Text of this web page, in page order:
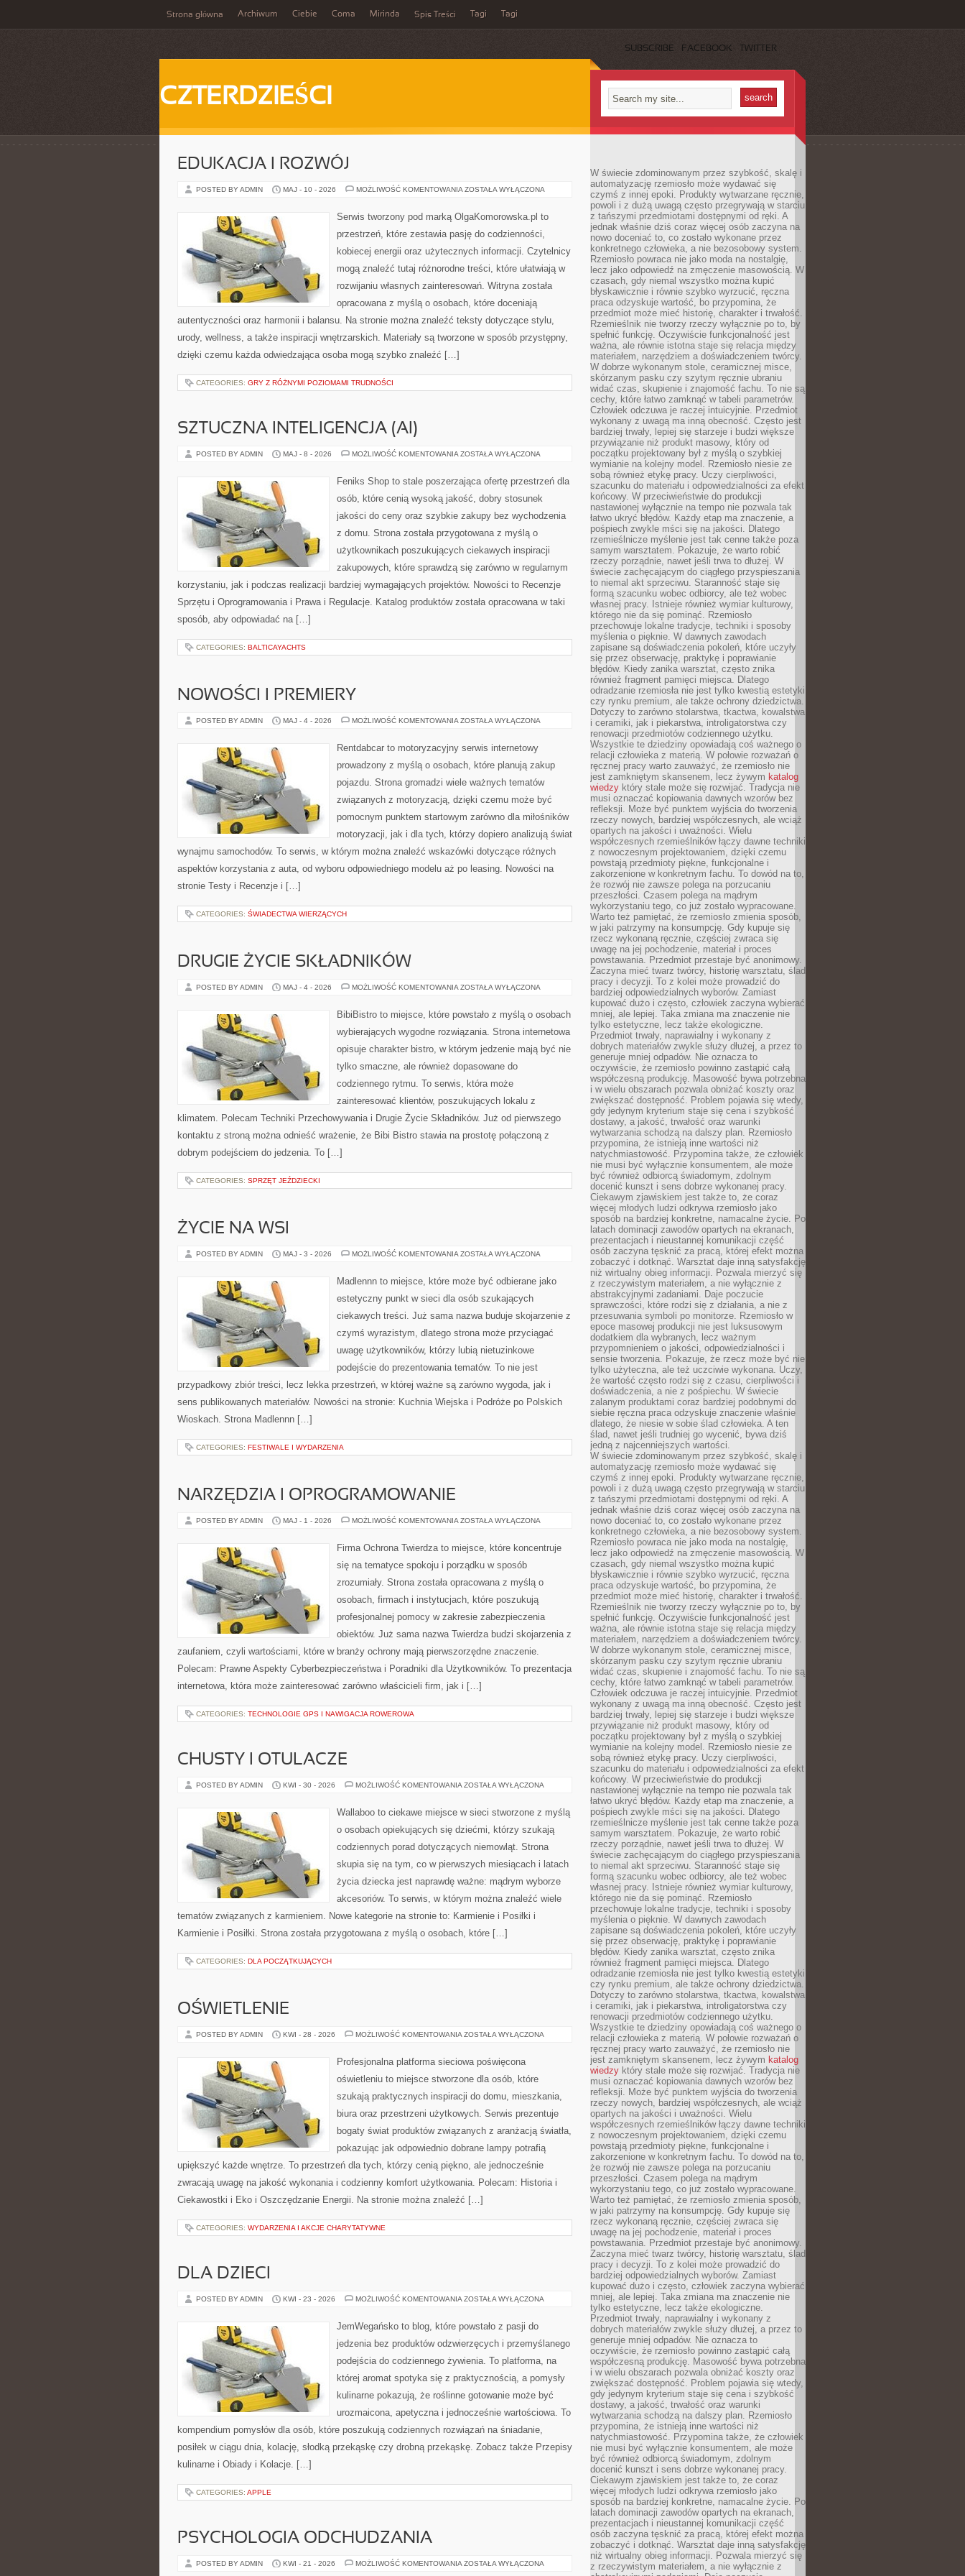
Strona główna Archiwum Ciebie Coma Mirinda Spis Treści Tagi Tagi
SUBSCRIBE FACEBOOK TWITTER
CZTERDZIEŚCI
EDUKACJA I ROZWÓJ
POSTED BY ADMIN MAJ - 10 - 2026 MOŻLIWOŚĆ KOMENTOWANIA EDUKACJA
ZOSTAŁA WYŁĄCZONA
Serwis tworzony pod marką OlgaKomorowska.pl to
przestrzeń, które zestawia pasję do codzienności,
kobiecej energii oraz użytecznych informacji. Czytelnicy
mogą znaleźć tutaj różnorodne treści, które ułatwiają w
rozwijaniu własnych zainteresowań. Witryna została
opracowana z myślą o osobach, które doceniają
autentyczności oraz harmonii i balansu. Na stronie można znaleźć teksty dotyczące stylu,
urody, wellness, a także inspiracji wnętrzarskich. Materiały są tworzone w sposób przystępny,
dzięki czemu każda odwiedzająca osoba mogą szybko znaleźć […]
CATEGORIES: GRY Z RÓŻNYMI POZIOMAMI TRUDNOŚCI
SZTUCZNA INTELIGENCJA (AI)
POSTED BY ADMIN MAJ - 8 - 2026 MOŻLIWOŚĆ KOMENTOWANIA SZTUCZNA
ZOSTAŁA WYŁĄCZONA
Feniks Shop to stale poszerzająca ofertę przestrzeń dla
osób, które cenią wysoką jakość, dobry stosunek
jakości do ceny oraz szybkie zakupy bez wychodzenia
z domu. Strona została przygotowana z myślą o
użytkownikach poszukujących ciekawych inspiracji
zakupowych, które sprawdzą się zarówno w regularnym
korzystaniu, jak i podczas realizacji bardziej wymagających projektów. Nowości to Recenzje
Sprzętu i Oprogramowania i Prawa i Regulacje. Katalog produktów została opracowana w taki
sposób, aby odpowiadać na […]
CATEGORIES: BALTICAYACHTS
NOWOŚCI I PREMIERY
POSTED BY ADMIN MAJ - 4 - 2026 MOŻLIWOŚĆ KOMENTOWANIA NOWOŚCI
ZOSTAŁA WYŁĄCZONA
Rentdabcar to motoryzacyjny serwis internetowy
prowadzony z myślą o osobach, które planują zakup
pojazdu. Strona gromadzi wiele ważnych tematów
związanych z motoryzacją, dzięki czemu może być
pomocnym punktem startowym zarówno dla miłośników
motoryzacji, jak i dla tych, którzy dopiero analizują świat
wynajmu samochodów. To serwis, w którym można znaleźć wskazówki dotyczące różnych
aspektów korzystania z auta, od wyboru odpowiedniego modelu aż po leasing. Nowości na
stronie Testy i Recenzje i […]
CATEGORIES: ŚWIADECTWA WIERZĄCYCH
DRUGIE ŻYCIE SKŁADNIKÓW
POSTED BY ADMIN MAJ - 4 - 2026 MOŻLIWOŚĆ KOMENTOWANIA DRUGIE
ZOSTAŁA WYŁĄCZONA
BibiBistro to miejsce, które powstało z myślą o osobach
wybierających wygodne rozwiązania. Strona internetowa
opisuje charakter bistro, w którym jedzenie mają być nie
tylko smaczne, ale również dopasowane do
codziennego rytmu. To serwis, która może
zainteresować klientów, poszukujących lokalu z
klimatem. Polecam Techniki Przechowywania i Drugie Życie Składników. Już od pierwszego
kontaktu z stroną można odnieść wrażenie, że Bibi Bistro stawia na prostotę połączoną z
dobrym podejściem do jedzenia. To […]
CATEGORIES: SPRZĘT JEŹDZIECKI
ŻYCIE NA WSI
POSTED BY ADMIN MAJ - 3 - 2026 MOŻLIWOŚĆ KOMENTOWANIA ŻYCIE
ZOSTAŁA WYŁĄCZONA
Madlennn to miejsce, które może być odbierane jako
estetyczny punkt w sieci dla osób szukających
ciekawych treści. Już sama nazwa buduje skojarzenie z
czymś wyrazistym, dlatego strona może przyciągać
uwagę użytkowników, którzy lubią nietuzinkowe
podejście do prezentowania tematów. To nie jest
przypadkowy zbiór treści, lecz lekka przestrzeń, w której ważne są zarówno wygoda, jak i
sens publikowanych materiałów. Nowości na stronie: Kuchnia Wiejska i Podróże po Polskich
Wioskach. Strona Madlennn […]
CATEGORIES: FESTIWALE I WYDARZENIA
NARZĘDZIA I OPROGRAMOWANIE
POSTED BY ADMIN MAJ - 1 - 2026 MOŻLIWOŚĆ KOMENTOWANIA NARZĘDZIA
ZOSTAŁA WYŁĄCZONA
Firma Ochrona Twierdza to miejsce, które koncentruje
się na tematyce spokoju i porządku w sposób
zrozumiały. Strona została opracowana z myślą o
osobach, firmach i instytucjach, które poszukują
profesjonalnej pomocy w zakresie zabezpieczenia
obiektów. Już sama nazwa Twierdza budzi skojarzenia z
zaufaniem, czyli wartościami, które w branży ochrony mają pierwszorzędne znaczenie.
Polecam: Prawne Aspekty Cyberbezpieczeństwa i Poradniki dla Użytkowników. To prezentacja
internetowa, która może zainteresować zarówno właścicieli firm, jak i […]
CATEGORIES: TECHNOLOGIE GPS I NAWIGACJA ROWEROWA
CHUSTY I OTULACZE
POSTED BY ADMIN KWI - 30 - 2026 MOŻLIWOŚĆ KOMENTOWANIA CHUSTY
ZOSTAŁA WYŁĄCZONA
Wallaboo to ciekawe miejsce w sieci stworzone z myślą
o osobach opiekujących się dziećmi, którzy szukają
codziennych porad dotyczących niemowląt. Strona
skupia się na tym, co w pierwszych miesiącach i latach
życia dziecka jest naprawdę ważne: mądrym wyborze
akcesoriów. To serwis, w którym można znaleźć wiele
tematów związanych z karmieniem. Nowe kategorie na stronie to: Karmienie i Posiłki i
Karmienie i Posiłki. Strona została przygotowana z myślą o osobach, które […]
CATEGORIES: DLA POCZĄTKUJĄCYCH
OŚWIETLENIE
POSTED BY ADMIN KWI - 28 - 2026 MOŻLIWOŚĆ KOMENTOWANIA OŚWIETLENIE
ZOSTAŁA WYŁĄCZONA
Profesjonalna platforma sieciowa poświęcona
oświetleniu to miejsce stworzone dla osób, które
szukają praktycznych inspiracji do domu, mieszkania,
biura oraz przestrzeni użytkowych. Serwis prezentuje
bogaty świat produktów związanych z aranżacją światła,
pokazując jak odpowiednio dobrane lampy potrafią
upiększyć każde wnętrze. To przestrzeń dla tych, którzy cenią piękno, ale jednocześnie
zwracają uwagę na jakość wykonania i codzienny komfort użytkowania. Polecam: Historia i
Ciekawostki i Eko i Oszczędzanie Energii. Na stronie można znaleźć […]
CATEGORIES: WYDARZENIA I AKCJE CHARYTATYWNE
DLA DZIECI
POSTED BY ADMIN KWI - 23 - 2026 MOŻLIWOŚĆ KOMENTOWANIA DLA
ZOSTAŁA WYŁĄCZONA
JemWegańsko to blog, które powstało z pasji do
jedzenia bez produktów odzwierzęcych i przemyślanego
podejścia do codziennego żywienia. To platforma, na
której aromat spotyka się z praktycznością, a pomysły
kulinarne pokazują, że roślinne gotowanie może być
urozmaicona, apetyczna i jednocześnie wartościowa. To
kompendium pomysłów dla osób, które poszukują codziennych rozwiązań na śniadanie,
posiłek w ciągu dnia, kolację, słodką przekąskę czy drobną przekąskę. Zobacz także Przepisy
kulinarne i Obiady i Kolacje. […]
CATEGORIES: APPLE
PSYCHOLOGIA ODCHUDZANIA
POSTED BY ADMIN KWI - 21 - 2026 MOŻLIWOŚĆ KOMENTOWANIA PSYCHOLOGIA
ZOSTAŁA WYŁĄCZONA
W świecie zdominowanym przez szybkość, skalę i
automatyzację rzemiosło może wydawać się
czymś z innej epoki. Produkty wytwarzane ręcznie,
powoli i z dużą uwagą często przegrywają w starciu
z tańszymi przedmiotami dostępnymi od ręki. A
jednak właśnie dziś coraz więcej osób zaczyna na
nowo doceniać to, co zostało wykonane przez
konkretnego człowieka, a nie bezosobowy system.
Rzemiosło powraca nie jako moda na nostalgię,
lecz jako odpowiedź na zmęczenie masowością. W
czasach, gdy niemal wszystko można kupić
błyskawicznie i równie szybko wyrzucić, ręczna
praca odzyskuje wartość, bo przypomina, że
przedmiot może mieć historię, charakter i trwałość.
Rzemieślnik nie tworzy rzeczy wyłącznie po to, by
spełnić funkcję. Oczywiście funkcjonalność jest
ważna, ale równie istotna staje się relacja między
materiałem, narzędziem a doświadczeniem twórcy.
W dobrze wykonanym stole, ceramicznej misce,
skórzanym pasku czy szytym ręcznie ubraniu
widać czas, skupienie i znajomość fachu. To nie są
cechy, które łatwo zamknąć w tabeli parametrów.
Człowiek odczuwa je raczej intuicyjnie. Przedmiot
wykonany z uwagą ma inną obecność. Często jest
bardziej trwały, lepiej się starzeje i budzi większe
przywiązanie niż produkt masowy, który od
początku projektowany był z myślą o szybkiej
wymianie na kolejny model. Rzemiosło niesie ze
sobą również etykę pracy. Uczy cierpliwości,
szacunku do materiału i odpowiedzialności za efekt
końcowy. W przeciwieństwie do produkcji
nastawionej wyłącznie na tempo nie pozwala tak
łatwo ukryć błędów. Każdy etap ma znaczenie, a
pośpiech zwykle mści się na jakości. Dlatego
rzemieślnicze myślenie jest tak cenne także poza
samym warsztatem. Pokazuje, że warto robić
rzeczy porządnie, nawet jeśli trwa to dłużej. W
świecie zachęcającym do ciągłego przyspieszania
to niemal akt sprzeciwu. Staranność staje się
formą szacunku wobec odbiorcy, ale też wobec
własnej pracy. Istnieje również wymiar kulturowy,
którego nie da się pominąć. Rzemiosło
przechowuje lokalne tradycje, techniki i sposoby
myślenia o pięknie. W dawnych zawodach
zapisane są doświadczenia pokoleń, które uczyły
się przez obserwację, praktykę i poprawianie
błędów. Kiedy zanika warsztat, często znika
również fragment pamięci miejsca. Dlatego
odradzanie rzemiosła nie jest tylko kwestią estetyki
czy rynku premium, ale także ochrony dziedzictwa.
Dotyczy to zarówno stolarstwa, tkactwa, kowalstwa
i ceramiki, jak i piekarstwa, introligatorstwa czy
renowacji przedmiotów codziennego użytku.
Wszystkie te dziedziny opowiadają coś ważnego o
relacji człowieka z materią. W połowie rozważań o
ręcznej pracy warto zauważyć, że rzemiosło nie
jest zamkniętym skansenem, lecz żywym katalog
wiedzy który stale może się rozwijać. Tradycja nie
musi oznaczać kopiowania dawnych wzorów bez
refleksji. Może być punktem wyjścia do tworzenia
rzeczy nowych, bardziej współczesnych, ale wciąż
opartych na jakości i uważności. Wielu
współczesnych rzemieślników łączy dawne techniki
z nowoczesnym projektowaniem, dzięki czemu
powstają przedmioty piękne, funkcjonalne i
zakorzenione w konkretnym fachu. To dowód na to,
że rozwój nie zawsze polega na porzucaniu
przeszłości. Czasem polega na mądrym
wykorzystaniu tego, co już zostało wypracowane.
Warto też pamiętać, że rzemiosło zmienia sposób,
w jaki patrzymy na konsumpcję. Gdy kupuje się
rzecz wykonaną ręcznie, częściej zwraca się
uwagę na jej pochodzenie, materiał i proces
powstawania. Przedmiot przestaje być anonimowy.
Zaczyna mieć twarz twórcy, historię warsztatu, ślad
pracy i decyzji. To z kolei może prowadzić do
bardziej odpowiedzialnych wyborów. Zamiast
kupować dużo i często, człowiek zaczyna wybierać
mniej, ale lepiej. Taka zmiana ma znaczenie nie
tylko estetyczne, lecz także ekologiczne.
Przedmiot trwały, naprawialny i wykonany z
dobrych materiałów zwykle służy dłużej, a przez to
generuje mniej odpadów. Nie oznacza to
oczywiście, że rzemiosło powinno zastąpić całą
współczesną produkcję. Masowość bywa potrzebna
i w wielu obszarach pozwala obniżać koszty oraz
zwiększać dostępność. Problem pojawia się wtedy,
gdy jedynym kryterium staje się cena i szybkość
dostawy, a jakość, trwałość oraz warunki
wytwarzania schodzą na dalszy plan. Rzemiosło
przypomina, że istnieją inne wartości niż
natychmiastowość. Przypomina także, że człowiek
nie musi być wyłącznie konsumentem, ale może
być również odbiorcą świadomym, zdolnym
docenić kunszt i sens dobrze wykonanej pracy.
Ciekawym zjawiskiem jest także to, że coraz
więcej młodych ludzi odkrywa rzemiosło jako
sposób na bardziej konkretne, namacalne życie. Po
latach dominacji zawodów opartych na ekranach,
prezentacjach i nieustannej komunikacji część
osób zaczyna tęsknić za pracą, której efekt można
zobaczyć i dotknąć. Warsztat daje inną satysfakcję
niż wirtualny obieg informacji. Pozwala mierzyć się
z rzeczywistym materiałem, a nie wyłącznie z
abstrakcyjnymi zadaniami. Daje poczucie
sprawczości, które rodzi się z działania, a nie z
przesuwania symboli po monitorze. Rzemiosło w
epoce masowej produkcji nie jest luksusowym
dodatkiem dla wybranych, lecz ważnym
przypomnieniem o jakości, odpowiedzialności i
sensie tworzenia. Pokazuje, że rzecz może być nie
tylko użyteczna, ale też uczciwie wykonana. Uczy,
że wartość często rodzi się z czasu, cierpliwości i
doświadczenia, a nie z pośpiechu. W świecie
zalanym produktami coraz bardziej podobnymi do
siebie ręczna praca odzyskuje znaczenie właśnie
dlatego, że niesie w sobie ślad człowieka. A ten
ślad, nawet jeśli trudniej go wycenić, bywa dziś
jedną z najcenniejszych wartości.
W świecie zdominowanym przez szybkość, skalę i
automatyzację rzemiosło może wydawać się
czymś z innej epoki. Produkty wytwarzane ręcznie,
powoli i z dużą uwagą często przegrywają w starciu
z tańszymi przedmiotami dostępnymi od ręki. A
jednak właśnie dziś coraz więcej osób zaczyna na
nowo doceniać to, co zostało wykonane przez
konkretnego człowieka, a nie bezosobowy system.
Rzemiosło powraca nie jako moda na nostalgię,
lecz jako odpowiedź na zmęczenie masowością. W
czasach, gdy niemal wszystko można kupić
błyskawicznie i równie szybko wyrzucić, ręczna
praca odzyskuje wartość, bo przypomina, że
przedmiot może mieć historię, charakter i trwałość.
Rzemieślnik nie tworzy rzeczy wyłącznie po to, by
spełnić funkcję. Oczywiście funkcjonalność jest
ważna, ale równie istotna staje się relacja między
materiałem, narzędziem a doświadczeniem twórcy.
W dobrze wykonanym stole, ceramicznej misce,
skórzanym pasku czy szytym ręcznie ubraniu
widać czas, skupienie i znajomość fachu. To nie są
cechy, które łatwo zamknąć w tabeli parametrów.
Człowiek odczuwa je raczej intuicyjnie. Przedmiot
wykonany z uwagą ma inną obecność. Często jest
bardziej trwały, lepiej się starzeje i budzi większe
przywiązanie niż produkt masowy, który od
początku projektowany był z myślą o szybkiej
wymianie na kolejny model. Rzemiosło niesie ze
sobą również etykę pracy. Uczy cierpliwości,
szacunku do materiału i odpowiedzialności za efekt
końcowy. W przeciwieństwie do produkcji
nastawionej wyłącznie na tempo nie pozwala tak
łatwo ukryć błędów. Każdy etap ma znaczenie, a
pośpiech zwykle mści się na jakości. Dlatego
rzemieślnicze myślenie jest tak cenne także poza
samym warsztatem. Pokazuje, że warto robić
rzeczy porządnie, nawet jeśli trwa to dłużej. W
świecie zachęcającym do ciągłego przyspieszania
to niemal akt sprzeciwu. Staranność staje się
formą szacunku wobec odbiorcy, ale też wobec
własnej pracy. Istnieje również wymiar kulturowy,
którego nie da się pominąć. Rzemiosło
przechowuje lokalne tradycje, techniki i sposoby
myślenia o pięknie. W dawnych zawodach
zapisane są doświadczenia pokoleń, które uczyły
się przez obserwację, praktykę i poprawianie
błędów. Kiedy zanika warsztat, często znika
również fragment pamięci miejsca. Dlatego
odradzanie rzemiosła nie jest tylko kwestią estetyki
czy rynku premium, ale także ochrony dziedzictwa.
Dotyczy to zarówno stolarstwa, tkactwa, kowalstwa
i ceramiki, jak i piekarstwa, introligatorstwa czy
renowacji przedmiotów codziennego użytku.
Wszystkie te dziedziny opowiadają coś ważnego o
relacji człowieka z materią. W połowie rozważań o
ręcznej pracy warto zauważyć, że rzemiosło nie
jest zamkniętym skansenem, lecz żywym katalog
wiedzy który stale może się rozwijać. Tradycja nie
musi oznaczać kopiowania dawnych wzorów bez
refleksji. Może być punktem wyjścia do tworzenia
rzeczy nowych, bardziej współczesnych, ale wciąż
opartych na jakości i uważności. Wielu
współczesnych rzemieślników łączy dawne techniki
z nowoczesnym projektowaniem, dzięki czemu
powstają przedmioty piękne, funkcjonalne i
zakorzenione w konkretnym fachu. To dowód na to,
że rozwój nie zawsze polega na porzucaniu
przeszłości. Czasem polega na mądrym
wykorzystaniu tego, co już zostało wypracowane.
Warto też pamiętać, że rzemiosło zmienia sposób,
w jaki patrzymy na konsumpcję. Gdy kupuje się
rzecz wykonaną ręcznie, częściej zwraca się
uwagę na jej pochodzenie, materiał i proces
powstawania. Przedmiot przestaje być anonimowy.
Zaczyna mieć twarz twórcy, historię warsztatu, ślad
pracy i decyzji. To z kolei może prowadzić do
bardziej odpowiedzialnych wyborów. Zamiast
kupować dużo i często, człowiek zaczyna wybierać
mniej, ale lepiej. Taka zmiana ma znaczenie nie
tylko estetyczne, lecz także ekologiczne.
Przedmiot trwały, naprawialny i wykonany z
dobrych materiałów zwykle służy dłużej, a przez to
generuje mniej odpadów. Nie oznacza to
oczywiście, że rzemiosło powinno zastąpić całą
współczesną produkcję. Masowość bywa potrzebna
i w wielu obszarach pozwala obniżać koszty oraz
zwiększać dostępność. Problem pojawia się wtedy,
gdy jedynym kryterium staje się cena i szybkość
dostawy, a jakość, trwałość oraz warunki
wytwarzania schodzą na dalszy plan. Rzemiosło
przypomina, że istnieją inne wartości niż
natychmiastowość. Przypomina także, że człowiek
nie musi być wyłącznie konsumentem, ale może
być również odbiorcą świadomym, zdolnym
docenić kunszt i sens dobrze wykonanej pracy.
Ciekawym zjawiskiem jest także to, że coraz
więcej młodych ludzi odkrywa rzemiosło jako
sposób na bardziej konkretne, namacalne życie. Po
latach dominacji zawodów opartych na ekranach,
prezentacjach i nieustannej komunikacji część
osób zaczyna tęsknić za pracą, której efekt można
zobaczyć i dotknąć. Warsztat daje inną satysfakcję
niż wirtualny obieg informacji. Pozwala mierzyć się
z rzeczywistym materiałem, a nie wyłącznie z